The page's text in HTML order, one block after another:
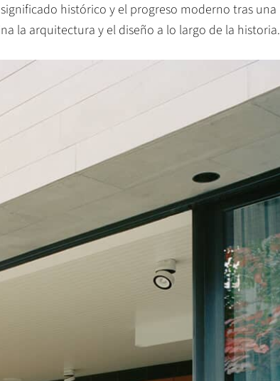
histórico y el progreso moderno tras una
la arquitectura y el diseño a lo largo de la historia.